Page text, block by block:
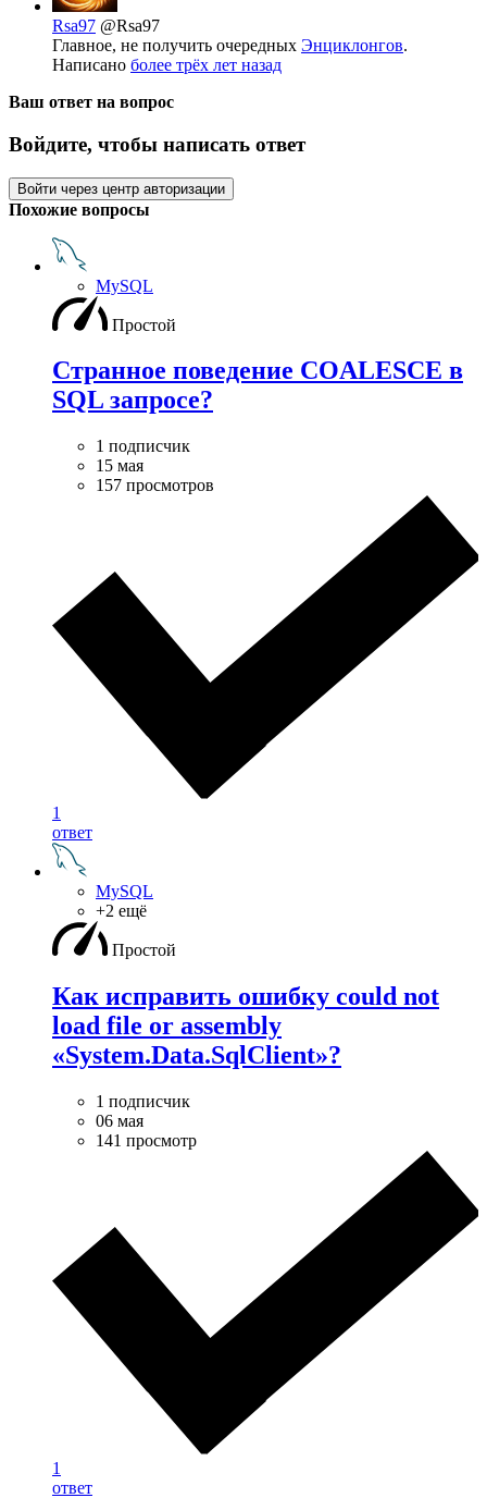
Rsa97 @Rsa97
Главное, не получить очередных Энциклонгов.
Написано более трёх лет назад
Ваш ответ на вопрос
Войдите, чтобы написать ответ
Войти через центр авторизации
Похожие вопросы
MySQL
Простой
Странное поведение COALESCE в
SQL запросе?
1 подписчик
15 мая
157 просмотров
1
ответ
MySQL
+2 ещё
Простой
Как исправить ошибку could not
load file or assembly
«System.Data.SqlClient»?
1 подписчик
06 мая
141 просмотр
1
ответ